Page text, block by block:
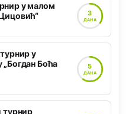
у малом
3
ДАНА
у
„Богдан Боћа
5
ДАНА
турнир